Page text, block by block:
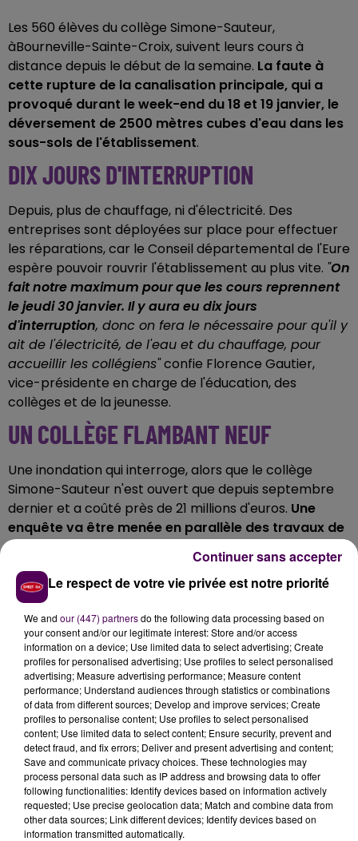
Les 560 élèves du collège Simone-Sauteur,
àBourneville-Sainte-Croix, suivent leurs cours à
distance depuis le début de la semaine. La faute à
cette rupture de la canalisation principale, qui a
provoqué durant le week-end du 18 et 19 janvier, le
déversement de 2500 mètres cubes d'eau dans les
sous-sols de l'établissement.
DIX JOURS D'INTERRUPTION
Depuis, plus de chauffage, ni d'électricité. Des
entreprises sont déployées sur place pour effectuer
les réparations, car le Conseil départemental de l'Eure
espère pouvoir rouvrir l'établissement au plus vite. "On
fait notre maximum pour que les cours reprennent
le jeudi 30 janvier. Il y aura eu dix jours
d'interruption, donc on fera le nécessaire pour qu'il y
ait de l'électricité, de l'eau et du chauffage, pour
accueillir les collégiens"confie Florence Gautier,
vice-présidente en charge de l'éducation, des
collèges et de la jeunesse.
UN COLLÈGE FLAMBANT NEUF
Une inondation qui interroge, alors que le collège
Simone-Sauteur n'est ouvert que depuis septembre
dernier et a coûté près de 21 millions d'euros. Une
enquête va être menée en parallèle des travaux de
réparation, pour identifier d'éventuelles malfaçons
"C'est plus que singulier. A ce jour, on cherche
encore les causes exactes de cette rupture de
canalisation, et forcément il y a les assurances qui
vont se mettre en route et les sociétés qui seront
convoquées"ajoute Florence Gautier.
Le respect de votre vie privée est notre priorité
We and our (447) partnersdo the following data processing based on
your consent and/or our legitimate interest: Store and/or access
information on a device; Use limited data to select advertising; Create
profiles for personalised advertising; Use profiles to select personalised
advertising; Measure advertising performance; Measure content
performance; Understand audiences through statistics or combinations
of data from different sources; Develop and improve services; Create
profiles to personalise content; Use profiles to select personalised
content; Use limited data to select content; Ensure security, prevent and
detect fraud, and fix errors; Deliver and present advertising and content;
Save and communicate privacy choices. These technologies may
process personal data such as IP address and browsing data to offer
following functionalities: Identify devices based on information actively
requested; Use precise geolocation data; Match and combine data from
other data sources; Link different devices; Identify devices based on
information transmitted automatically.
Continuer sans accepter